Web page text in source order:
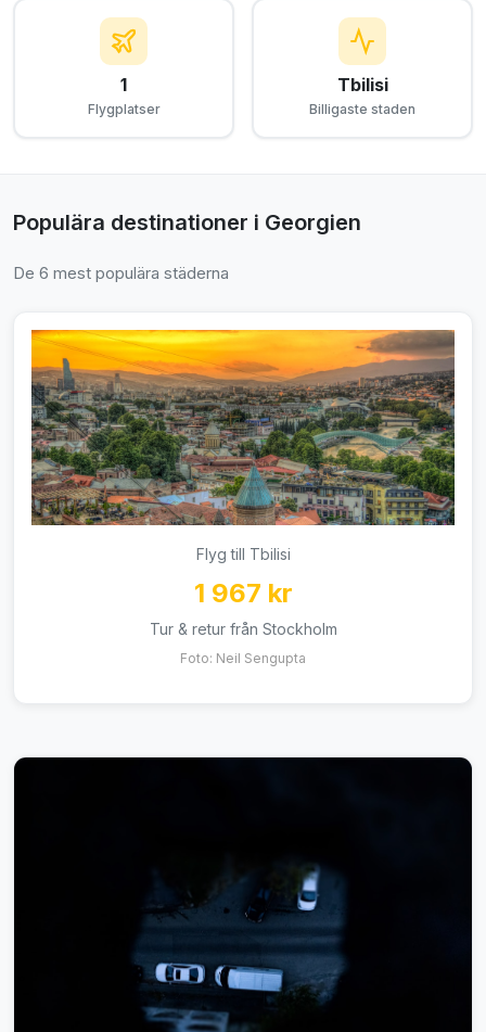
1
Flygplatser
Tbilisi
Billigaste staden
Populära destinationer i Georgien
De 6 mest populära städerna
Flyg till Tbilisi
1 967 kr
Tur & retur från Stockholm
Foto: Neil Sengupta